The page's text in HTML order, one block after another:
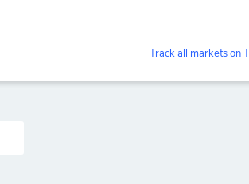
Track all markets on